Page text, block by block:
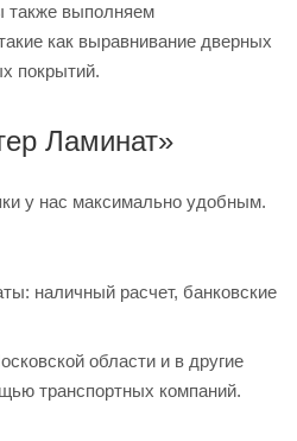
также выполняем
как выравнивание дверных
покрытий.
Ламинат»
у нас максимально удобным.
наличный расчет, банковские
области и в другие
транспортных компаний.